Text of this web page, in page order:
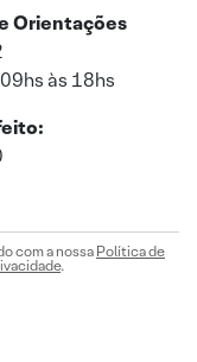
Orientações
às 18hs
com a nossa Política de
.